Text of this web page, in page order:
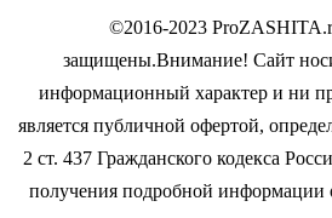
©2016-2023
защищены.Внимание! Cайт
информационный характер и ни
является публичной офертой,
2 ст. 437 Гражданского кодекса
получения подробной информации